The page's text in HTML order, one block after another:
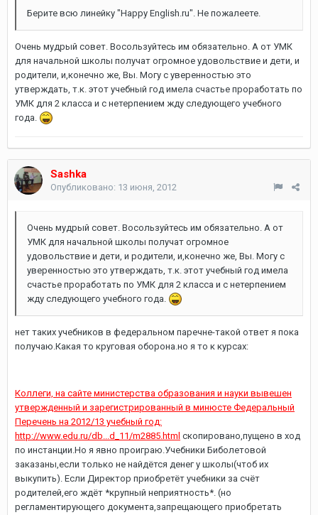
Берите всю линейку "Happy English.ru". Не пожалеете.
Очень мудрый совет. Восользуйтесь им обязательно. А от УМК
для начальной школы получат огромное удовольствие и дети, и
родители, и,конечно же, Вы. Могу с уверенностью это
утверждать, т.к. этот учебный год имела счастье проработать по
УМК для 2 класса и с нетерпением жду следующего учебного
года.
Sashka
Опубликовано: 13 июня, 2012
Очень мудрый совет. Восользуйтесь им обязательно. А от
УМК для начальной школы получат огромное
удовольствие и дети, и родители, и,конечно же, Вы. Могу с
уверенностью это утверждать, т.к. этот учебный год имела
счастье проработать по УМК для 2 класса и с нетерпением
жду следующего учебного года.
нет таких учебников в федеральном паречне-такой ответ я пока
получаю.Какая то круговая оборона.но я то к курсах:
Коллеги, на сайте министерства образования и науки вывешен
утвержденный и зарегистрированный в минюсте Федеральный
Перечень на 2012/13 учебный год:
http://www.edu.ru/db...d_11/m2885.html скопировано,пущено в ход
по инстанции.Но я явно проиграю.Учебники Биболетовой
заказаны,если только не найдётся денег у школы(чтоб их
выкупить). Если Директор приобретёт учебники за счёт
родителей,его ждёт *крупный неприятность*. (но
регламентирующего документа,запрещающего приобретать